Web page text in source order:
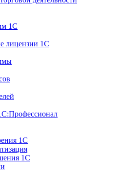
1С
лицензии 1С
1С
1С